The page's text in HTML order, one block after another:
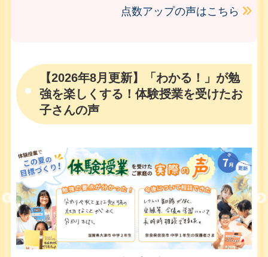
点数アップの声はこちら
【2026年8月更新】「わかる！」が勉
強を楽しくする！体験授業を受けたお
子さんの声